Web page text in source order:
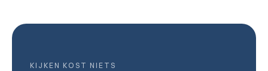
KIJKEN KOST NIETS